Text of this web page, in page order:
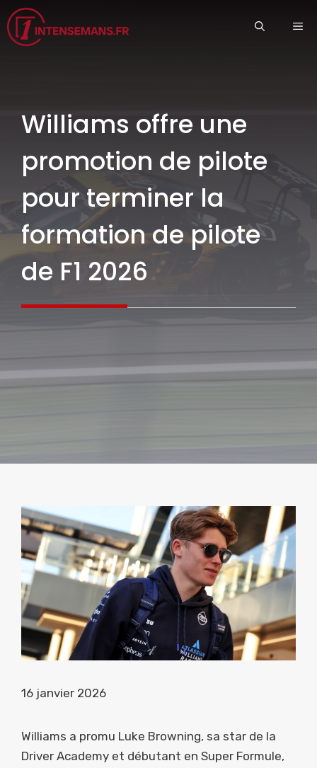
Aller
au
contenu
Williams offre une
promotion de pilote
pour terminer la
formation de pilote
de F1 2026
16 janvier 2026
Williams a promu Luke Browning, sa star de la
Driver Academy et débutant en Super Formule,